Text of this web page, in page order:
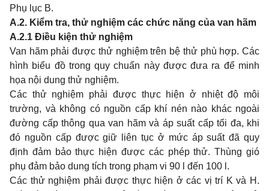
Phụ lục B.
A.2. Kiểm tra, thử nghiệm các chức năng của van hãm
A.2.1 Điều kiện thử nghiệm
Van hãm phải được thử nghiệm trên bệ thử phù hợp. Các
hình biểu đồ trong quy chuẩn này được đưa ra để minh
họa nội dung thử nghiệm.
Các thử nghiệm phải được thực hiện ở nhiệt độ môi
trường, và không có nguồn cấp khí nén nào khác ngoài
đường cấp thông qua van hãm và áp suất cấp tối đa, khi
đó nguồn cấp được giữ liên tục ở mức áp suất đã quy
định đảm bảo thực hiện được các phép thử. Thùng gió
phụ đảm bảo dung tích trong phạm vi 90 l đến 100 l.
Các thử nghiệm phải được thực hiện ở các vị trí K và H.